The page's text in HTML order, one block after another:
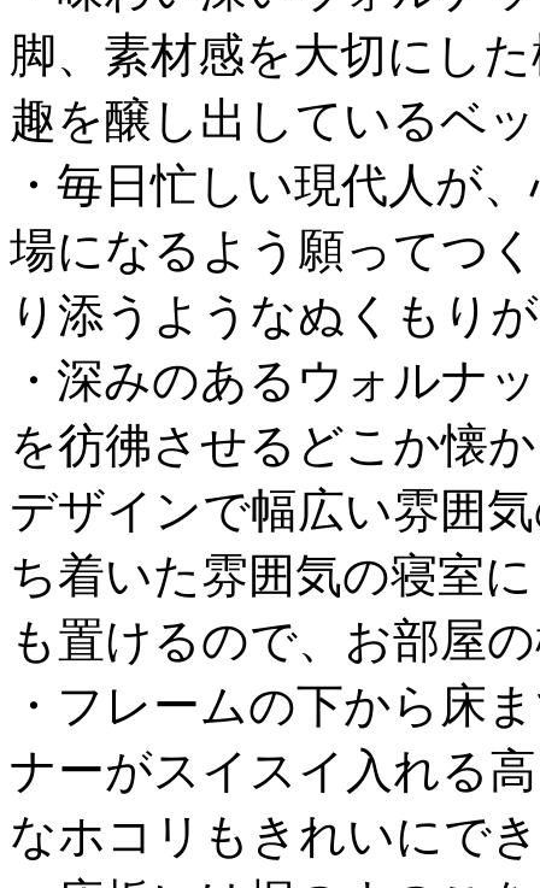
脚、素材感を大切にし
趣を醸し出しているベ
・毎日忙しい現代人が
場になるよう願ってつ
り添うようなぬくもり
・深みのあるウォルナ
を彷彿させるどこか懐
デザインで幅広い雰囲
ち着いた雰囲気の寝室
も置けるので、お部屋
・フレームの下から床
ナーがスイスイ入れる
なホコリもきれいにで